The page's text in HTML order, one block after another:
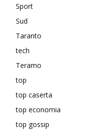
Sport
Sud
Taranto
tech
Teramo
top
top caserta
top economia
top gossip